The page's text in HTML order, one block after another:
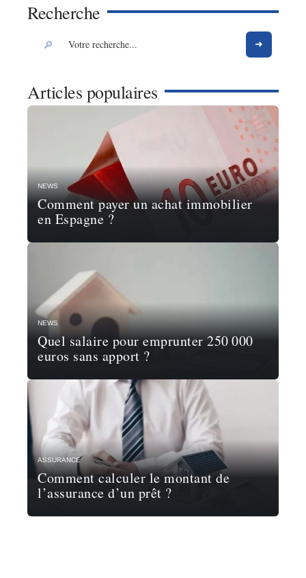
Recherche
Articles populaires
NEWS
Comment payer un achat immobilier
en Espagne ?
NEWS
Quel salaire pour emprunter 250 000
euros sans apport ?
ASSURANCE
Comment calculer le montant de
l’assurance d’un prêt ?